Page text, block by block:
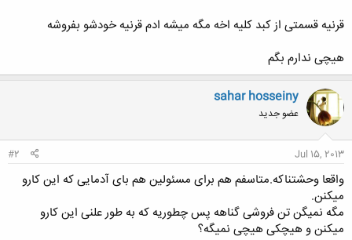
قرنیه قسمتی از کبد کلیه اخه مگه میشه ادم قرنیه خودشو بفروشه
هیچی ندارم بگم
sahar hosseiny
عضو جدید
Jul 15, 2013
#2
واقعا وحشتناکه.متاسفم هم برای مسئولین هم بای آدمایی که این کارو
میکنن.
مگه نمیگن تن فروشی گناهه پس چطوریه که به طور علنی این کارو
میکنن و هیچکی هیچی نمیگه؟